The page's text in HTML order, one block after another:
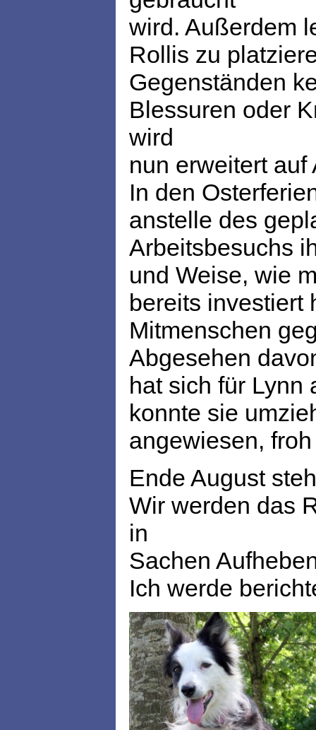
wird. Außerdem
Rollis zu
Gegenständen
Blessuren oder
wird
nun erweitert
In den
anstelle des
Arbeitsbesuchs
und Weise, wie
bereits investiert
Mitmenschen
Abgesehen
hat sich für Lynn
konnte sie
angewiesen,
Ende August
Wir werden das
in
Sachen
Ich werde